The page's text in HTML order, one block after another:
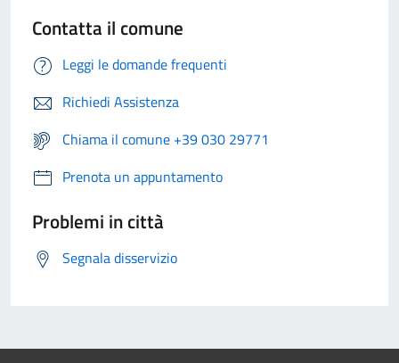
Contatta il comune
Leggi le domande frequenti
Richiedi Assistenza
Chiama il comune +39 030 29771
Prenota un appuntamento
Problemi in città
Segnala disservizio